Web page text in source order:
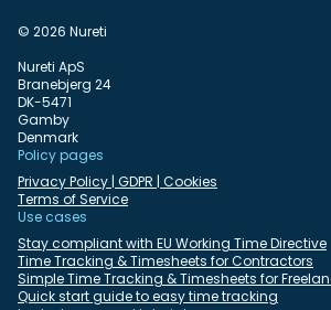
© 2026 Nureti
Nureti ApS
Branebjerg 24
DK-5471
Gamby
Denmark
Policy pages
Privacy Policy | GDPR | Cookies
Terms of Service
Use cases
Stay compliant with EU Working Time Directive
Time Tracking & Timesheets for Contractors
Simple Time Tracking & Timesheets for
Quick start guide to easy time tracking